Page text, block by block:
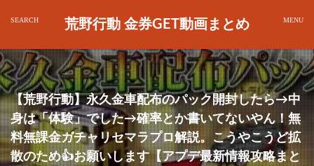
荒野行動 金券GET動画まとめ
【荒野行動】永久金車配布のパック開封したら→中
身は「体験」でした→確率とか書いてないやん！無
料無課金ガチャリセマラプロ解説。こうやこうど拡
散のため👍お願いします【アプデ最新情報攻略まと